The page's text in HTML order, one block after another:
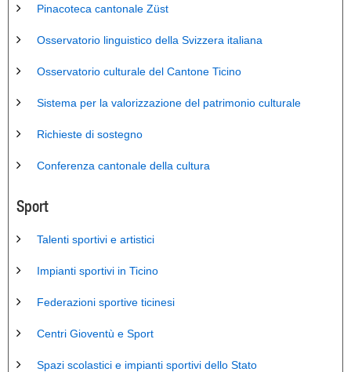
Pinacoteca cantonale Züst
Osservatorio linguistico della Svizzera italiana
Osservatorio culturale del Cantone Ticino
Sistema per la valorizzazione del patrimonio culturale
Richieste di sostegno
Conferenza cantonale della cultura
Sport
Talenti sportivi e artistici
Impianti sportivi in Ticino
Federazioni sportive ticinesi
Centri Gioventù e Sport
Spazi scolastici e impianti sportivi dello Stato